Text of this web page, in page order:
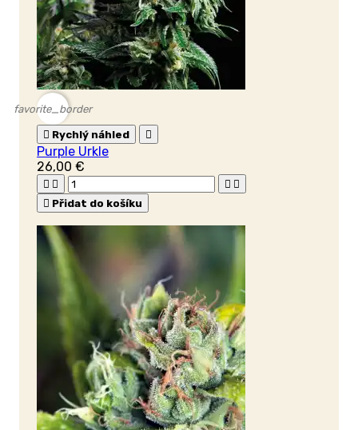
favorite_border
 Rychlý náhled 
Purple Urkle
26,00 €
   
 Přidat do košíku